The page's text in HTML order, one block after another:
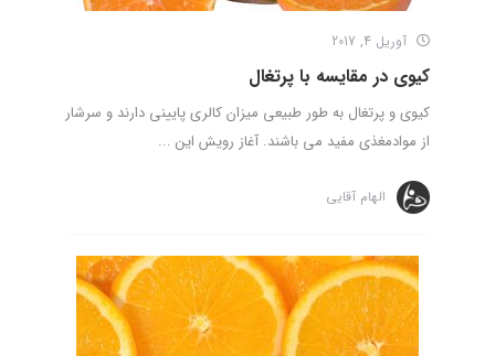
آوریل 4, 2017
کیوی در مقایسه با پرتغال
کیوی و پرتغال به طور طبیعی میزان کالری پایینی دارند و سرشار
از موادمغذی مفید می باشند. آغاز رویش این ...
الهام آقایی